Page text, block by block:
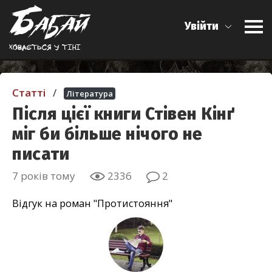
Ховається у тiнi
Увійти
Статті / Література
Після цієї книги Стівен Кінґ
міг би більше нічого не
писати
7 років тому 2336 2
Відгук на роман "Протистояння"